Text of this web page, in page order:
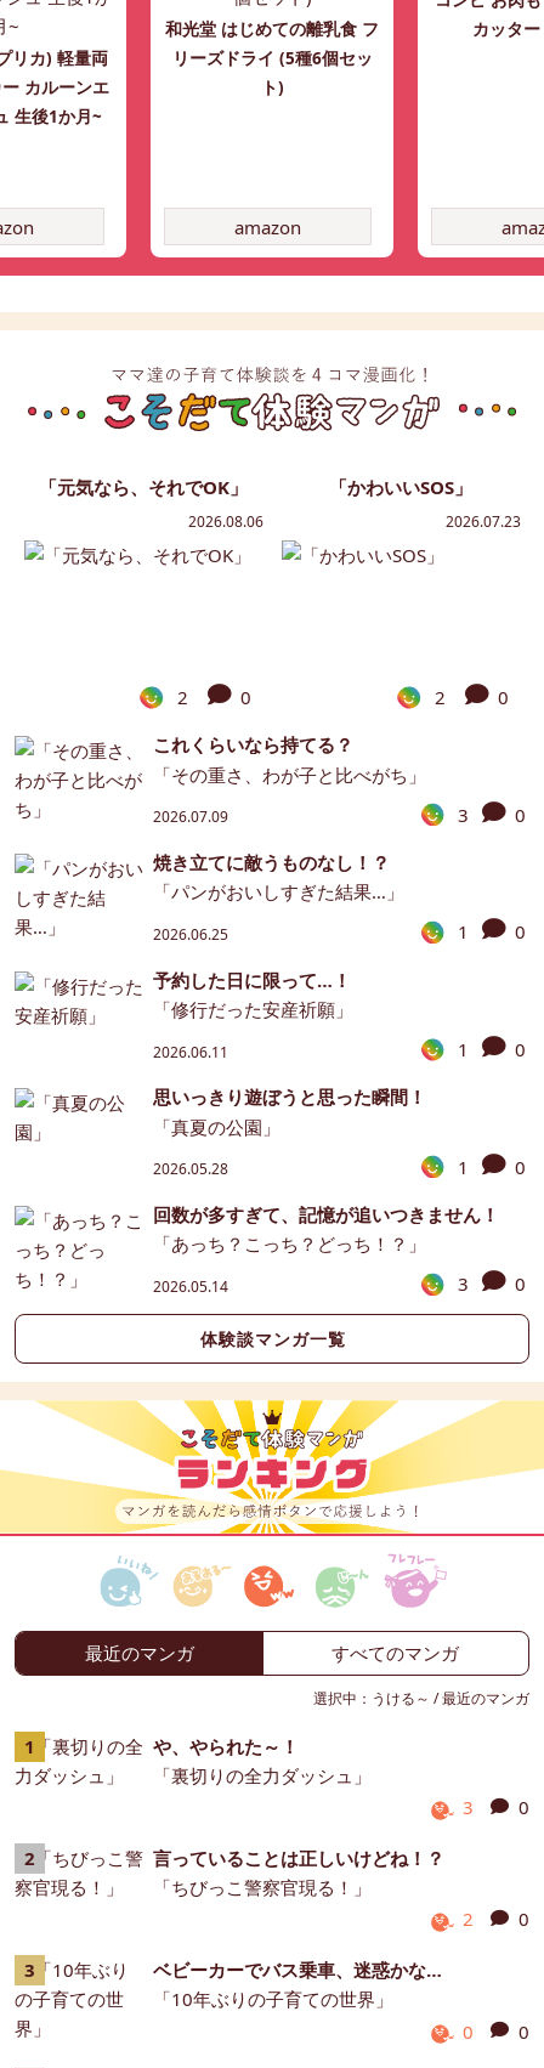
リカ) 軽量両
カルーンエ
生後1か月~
和光堂 はじめての離乳食 フ
リーズドライ (5種6個セッ
ト)
amazon
カッタ
「元気なら、それでOK」
2026.08.06
2 0
「かわいいSOS」
2026.07.23
2
0
これくらいなら持てる？
「その重さ、わが子と比べがち」
2026.07.09 3
0
焼き立てに敵うものなし！？
「パンがおいしすぎた結果…」
2026.06.25 1
0
予約した日に限って…！
「修行だった安産祈願」
2026.06.11 1
0
思いっきり遊ぼうと思った瞬間！
「真夏の公園」
2026.05.28 1
0
回数が多すぎて、記憶が追いつきません！
「あっち？こっち？どっち！？」
2026.05.14 3 0
体験談マンガ一覧
最近のマンガ すべてのマンガ
選択中： うける～ /最近のマンガ
や、やられた～！
「裏切りの全力ダッシュ」
3
0
言っていることは正しいけどね！？
「ちびっこ警察官現る！」
2
0
ベビーカーでバス乗車、迷惑かな…
「10年ぶりの子育ての世界」
0
0